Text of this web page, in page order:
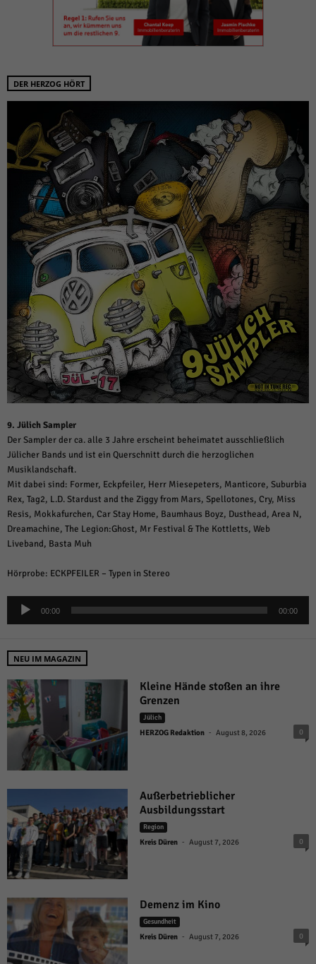
DER HERZOG HÖRT
9. Jülich Sampler
Der Sampler der ca. alle 3 Jahre erscheint beheimatet ausschließlich
Jülicher Bands und ist ein Querschnitt durch die herzoglichen
Musiklandschaft.
Mit dabei sind: Former, Eckpfeiler, Herr Miesepeters, Manticore, Suburbia
Rex, Tag2, L.D. Stardust and the Ziggy from Mars, Spellotones, Cry, Miss
Resis, Mokkafurchen, Car Stay Home, Baumhaus Boyz, Dusthead, Area N,
Dreamachine, The Legion:Ghost, Mr Festival & The Kottletts, Web
Liveband, Basta Muh
Hörprobe: ECKPFEILER – Typen in Stereo
Audio-
Player
00:00 00:00
NEU IM MAGAZIN
Kleine Hände stoßen an ihre
Grenzen
Jülich
HERZOG Redaktion - August 8, 2026 0
Außerbetrieblicher
Ausbildungsstart
Region
Kreis Düren - August 7, 2026 0
Demenz im Kino
Gesundheit
Kreis Düren - August 7, 2026 0